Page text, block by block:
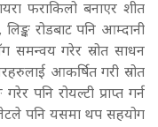
फराकिलो बनाएर शीत
रोडबाट पनि आम्दानी
समन्वय गरेर स्रोत साधन
आकर्षित गरी स्रोत
पनि रोयल्टी प्राप्त गर्न
पनि यसमा थप सहयोग